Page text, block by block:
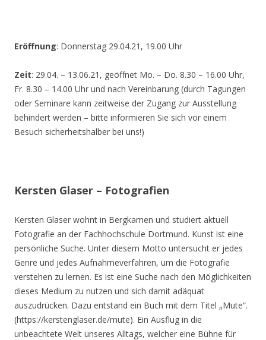
Eröffnung: Donnerstag 29.04.21, 19.00 Uhr
Zeit: 29.04. – 13.06.21, geöffnet Mo. – Do. 8.30 – 16.00 Uhr,
Fr. 8.30 – 14.00 Uhr und nach Vereinbarung (durch Tagungen
oder Seminare kann zeitweise der Zugang zur Ausstellung
behindert werden – bitte informieren Sie sich vor einem
Besuch sicherheitshalber bei uns!)
Kersten Glaser – Fotografien
Kersten Glaser wohnt in Bergkamen und studiert aktuell
Fotografie an der Fachhochschule Dortmund. Kunst ist eine
persönliche Suche. Unter diesem Motto untersucht er jedes
Genre und jedes Aufnahmeverfahren, um die Fotografie
verstehen zu lernen. Es ist eine Suche nach den Möglichkeiten
dieses Medium zu nutzen und sich damit adäquat
auszudrücken. Dazu entstand ein Buch mit dem Titel „Mute“.
(https://kerstenglaser.de/mute). Ein Ausflug in die
unbeachtete Welt unseres Alltags, welcher eine Bühne für